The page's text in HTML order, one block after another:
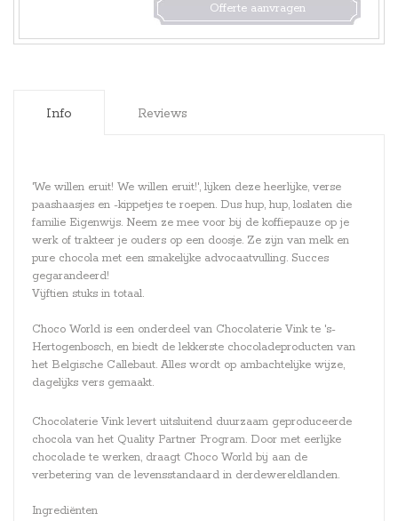
Offerte aanvragen
Info Reviews
'We willen eruit! We willen eruit!', lijken deze heerlijke, verse
paashaasjes en -kippetjes te roepen. Dus hup, hup, loslaten die
familie Eigenwijs. Neem ze mee voor bij de koffiepauze op je
werk of trakteer je ouders op een doosje. Ze zijn van melk en
pure chocola met een smakelijke advocaatvulling. Succes
gegarandeerd!
Vijftien stuks in totaal.
Choco World is een onderdeel van Chocolaterie Vink te 's-
Hertogenbosch, en biedt de lekkerste chocoladeproducten van
het Belgische Callebaut. Alles wordt op ambachtelijke wijze,
dagelijks vers gemaakt.
Chocolaterie Vink levert uitsluitend duurzaam geproduceerde
chocola van het Quality Partner Program. Door met eerlijke
chocolade te werken, draagt Choco World bij aan de
verbetering van de levensstandaard in derdewereldlanden.
Ingrediënten